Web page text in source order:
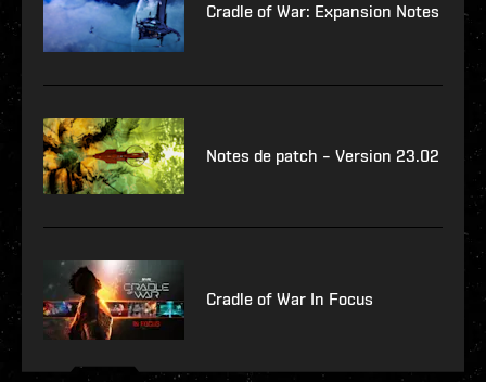
Cradle of War: Expansion Notes
Notes de patch – Version 23.02
Cradle of War In Focus